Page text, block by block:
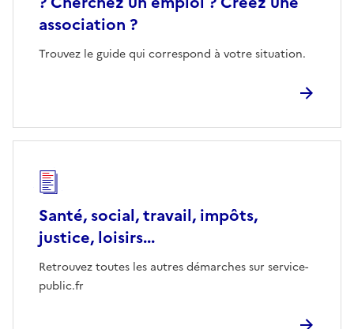
association ?
Trouvez le guide qui correspond à votre situation.
Santé, social, travail, impôts,
justice, loisirs...
Retrouvez toutes les autres démarches sur service-
public.fr